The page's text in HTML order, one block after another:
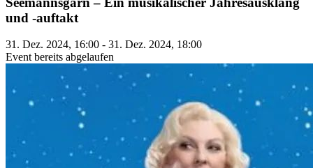
und -auftakt
31. Dez. 2024, 16:00 - 31. Dez. 2024, 18:00
Event bereits abgelaufen